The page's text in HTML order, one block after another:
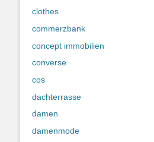
clothes
commerzbank
concept immobilien
converse
cos
dachterrasse
damen
damenmode